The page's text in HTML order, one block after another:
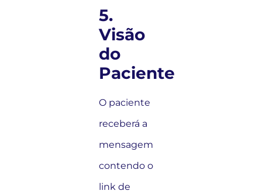
5.
Visão
do
Paciente
O paciente
receberá a
mensagem
contendo o
link de